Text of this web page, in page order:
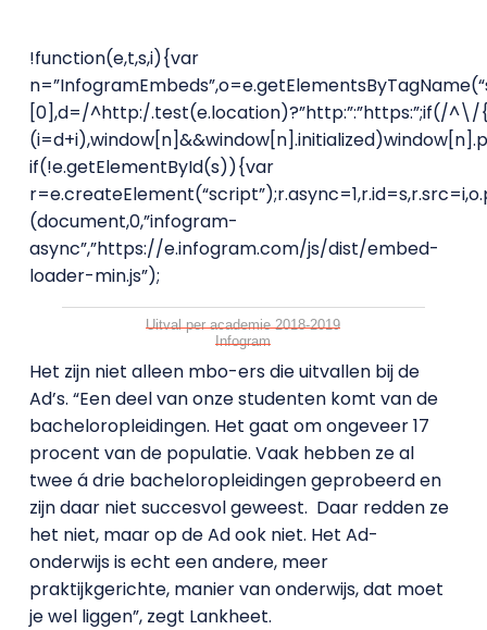
!function(e,t,s,i){var
[0],d=/^http:/.test(e.location)?”http:”:”https:”;if(/
if(!e.getElementById(s)){var
(document,0,”infogram-
async”,”https://e.infogram.com/js/dist/embed-
loader-min.js”);
Uitval per academie 2018-2019
Infogram
Het zijn niet alleen mbo-ers die uitvallen bij de
Ad’s. “Een deel van onze studenten komt van de
bacheloropleidingen. Het gaat om ongeveer 17
procent van de populatie. Vaak hebben ze al
twee á drie bacheloropleidingen geprobeerd en
zijn daar niet succesvol geweest. Daar redden ze
het niet, maar op de Ad ook niet. Het Ad-
onderwijs is echt een andere, meer
praktijkgerichte, manier van onderwijs, dat moet
je wel liggen”, zegt Lankheet.